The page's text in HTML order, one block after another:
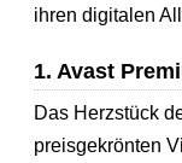
ihren digitalen
1. Avast
Das Herzstück
preisgekrönten